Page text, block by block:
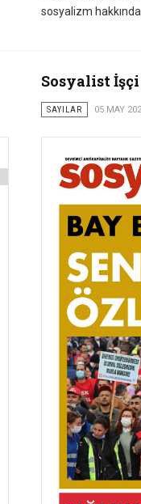
sosyalizm
Sosyalist İşçi
SAYILAR 05 MAY